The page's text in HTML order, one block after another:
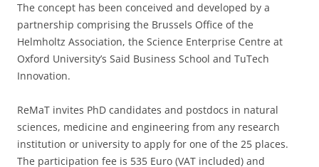
The concept has been conceived and developed by a
partnership comprising the Brussels Office of the
Helmholtz Association, the Science Enterprise Centre at
Oxford University’s Said Business School and TuTech
Innovation.
ReMaT invites PhD candidates and postdocs in natural
sciences, medicine and engineering from any research
institution or university to apply for one of the 25 places.
The participation fee is 535 Euro (VAT included) and